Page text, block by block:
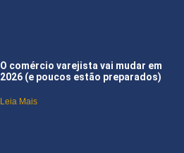
O comércio varejista vai mudar em
2026 (e poucos estão preparados)
Leia Mais